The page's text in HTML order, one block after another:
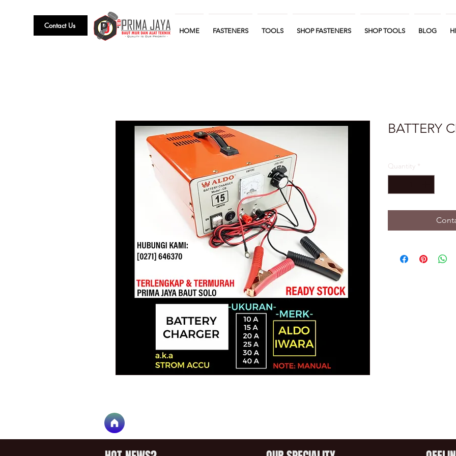
Contact Us
HOME FASTENERS TOOLS SHOP FASTENERS SHOP TOOLS BLOG
BATTERY
Quantity *